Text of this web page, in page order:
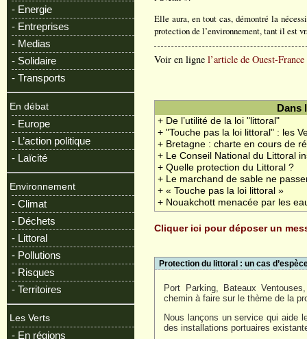
- Energie
- Entreprises
- Medias
- Solidaire
- Transports
En débat
- Europe
- L’action politique
- Laïcité
Environnement
- Climat
- Déchets
- Littoral
- Pollutions
- Risques
- Territoires
Les Verts
- En régions
Elle aura, en tout cas, démontré la
protection de l’environnement, tant il est
Voir en lignel’article de Ouest-France
Dans
+ De l’utilité de la loi "littoral"
+ "Touche pas la loi littoral" : les
+ Bretagne : charte en cours de
+ Le Conseil National du Littoral
+ Quelle protection du Littoral ?
+ Le marchand de sable ne
+ « Touche pas la loi littoral »
+ Nouakchott menacée par les
Cliquer ici pour déposer un
Protection du littoral : un cas
Port Parking, Bateaux
chemin à faire sur le thème de la
Nous lançons un service qui aide
des installations portuaires